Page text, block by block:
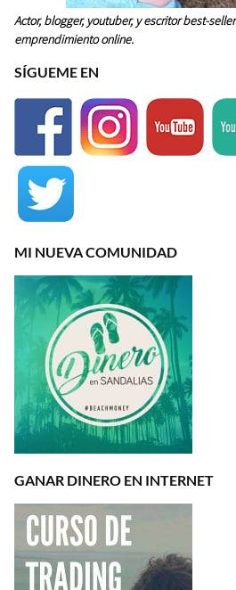
Actor, blogger, youtuber, y escritor best-
emprendimiento online.
SÍGUEME EN
MI NUEVA COMUNIDAD
GANAR DINERO EN INTERNET